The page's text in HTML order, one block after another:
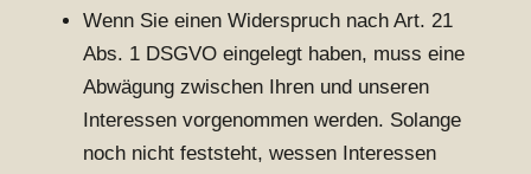
Wenn Sie einen Widerspruch nach Art. 21
Abs. 1 DSGVO eingelegt haben, muss eine
Abwägung zwischen Ihren und unseren
Interessen vorgenommen werden. Solange
noch nicht feststeht, wessen Interessen